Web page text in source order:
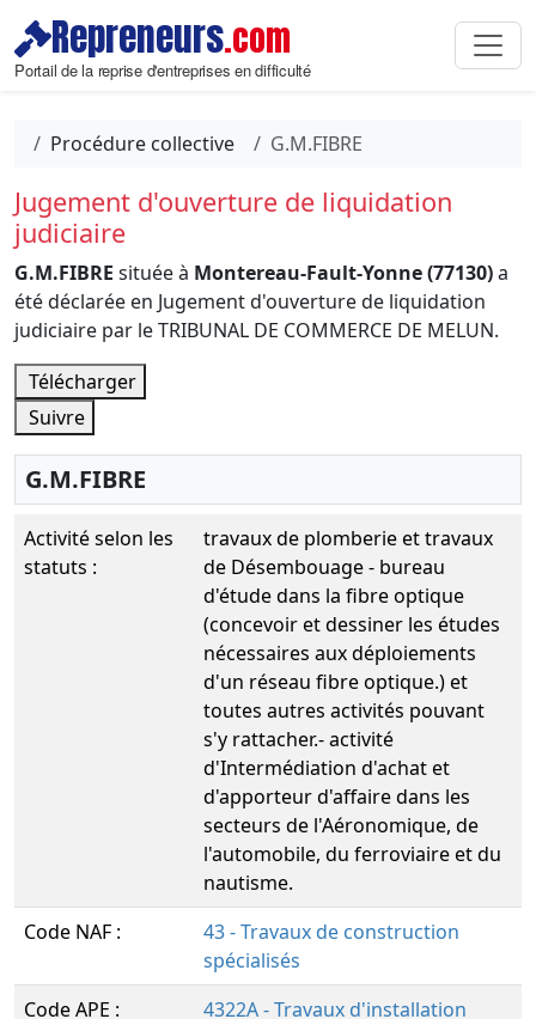
Repreneurs.com
Portail de la reprise d'entreprises en difficulté
Procédure collective G.M.FIBRE
Jugement d'ouverture de liquidation
judiciaire
G.M.FIBRE située à Montereau-Fault-Yonne (77130)a
été déclarée en Jugement d'ouverture de liquidation
judiciaire par le TRIBUNAL DE COMMERCE DE MELUN.
Télécharger
Suivre
G.M.FIBRE
Activité selon les
statuts :
travaux de plomberie et travaux
de Désembouage - bureau
d'étude dans la fibre optique
(concevoir et dessiner les études
nécessaires aux déploiements
d'un réseau fibre optique.) et
toutes autres activités pouvant
s'y rattacher.- activité
d'Intermédiation d'achat et
d'apporteur d'affaire dans les
secteurs de l'Aéronomique, de
l'automobile, du ferroviaire et du
nautisme.
Code NAF :
43 - Travaux de construction
spécialisés
Code APE :
4322A - Travaux d'installation